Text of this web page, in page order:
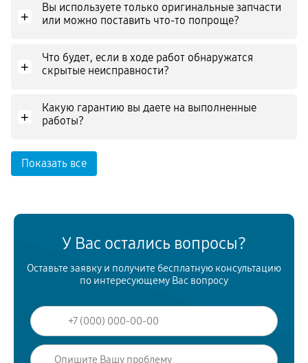
+
Вы используете только оригинальные запчасти
или можно поставить что-то попроще?
+
Что будет, если в ходе работ обнаружатся
скрытые неисправности?
+
Какую гарантию вы даете на выполненные
работы?
Показать все
У Вас остались вопросы?
Оставьте заявку и получите бесплатную консультацию
по интересующему Вас вопросу